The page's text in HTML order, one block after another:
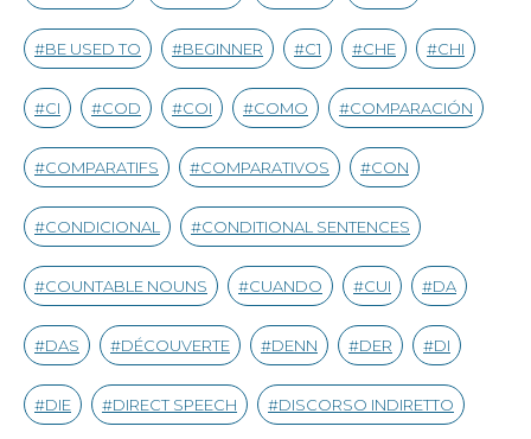
BE USED TO BEGINNER C1 CHE CHI
CI COD COI COMO COMPARACIÓN
COMPARATIFS COMPARATIVOS CON
CONDICIONAL CONDITIONAL SENTENCES
COUNTABLE NOUNS CUANDO CUI DA
DAS DÉCOUVERTE DENN DER DI
DIE DIRECT SPEECH DISCORSO INDIRETTO